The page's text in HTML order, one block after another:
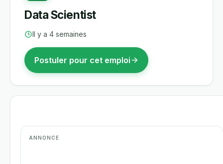
Data Scientist
Il y a 4 semaines
Postuler pour cet emploi